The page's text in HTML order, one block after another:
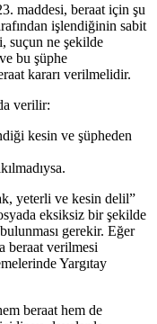
maddesi, beraat için şu
işlendiğinin sabit
suçun ne şekilde
bu şüphe
kararı verilmelidir.
verilir:
kesin ve şüpheden
yeterli ve kesin delil”
eksiksiz bir şekilde
gerekir. Eğer
beraat verilmesi
Yargıtay
beraat hem de